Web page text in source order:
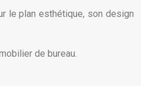
le plan esthétique, son design
de bureau.